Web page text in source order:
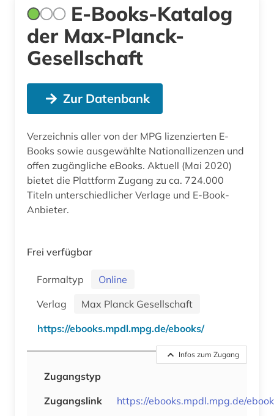
E-Books-Katalog
der Max-Planck-
Gesellschaft
Zur Datenbank
Verzeichnis aller von der MPG lizenzierten E-
Books sowie ausgewählte Nationallizenzen und
offen zugängliche eBooks. Aktuell (Mai 2020)
bietet die Plattform Zugang zu ca. 724.000
Titeln unterschiedlicher Verlage und E-Book-
Anbieter.
Frei verfügbar
Formaltyp
Online
Verlag
Max Planck Gesellschaft
https://ebooks.mpdl.mpg.de/ebooks/
Infos zum Zugang
Zugangstyp
Zugangslink
https://ebooks.mpdl.mpg.de/